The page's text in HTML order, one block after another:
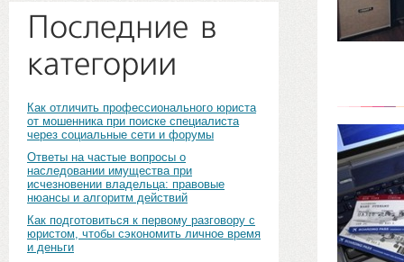
Последние в
категории
Как отличить профессионального юриста
от мошенника при поиске специалиста
через социальные сети и форумы
Ответы на частые вопросы о
наследовании имущества при
исчезновении владельца: правовые
нюансы и алгоритм действий
Как подготовиться к первому разговору с
юристом, чтобы сэкономить личное время
и деньги